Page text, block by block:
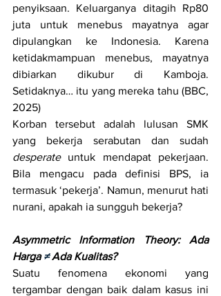
penyiksaan. Keluarganya ditagih Rp80
juta untuk menebus mayatnya agar
dipulangkan ke Indonesia. Karena
ketidakmampuan menebus, mayatnya
dibiarkan dikubur di Kamboja.
Setidaknya… itu yang mereka tahu (BBC,
2025)
Korban tersebut adalah lulusan SMK
desperate untuk mendapat pekerjaan.
Bila mengacu pada definisi BPS, ia
termasuk ‘pekerja’. Namun, menurut hati
nurani, apakah ia sungguh bekerja?
Asymmetric Information Theory: Ada
Harga ≠ Ada Kualitas?
Suatu fenomena ekonomi yang
tergambar dengan baik dalam kasus ini